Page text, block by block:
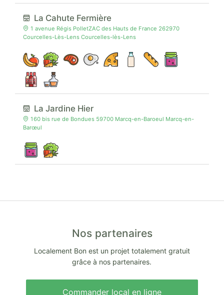
La Cahute Fermière
1 avenue Régis PolletZAC des Hauts de France 262970
Courcelles-Lès-Lens Courcelles-lès-Lens
La Jardine Hier
160 bis rue de Bondues 59700 Marcq-en-Baroeul Marcq-en-
Barœul
Nos partenaires
Localement Bon est un projet totalement gratuit
grâce à nos partenaires.
Commander local en ligne